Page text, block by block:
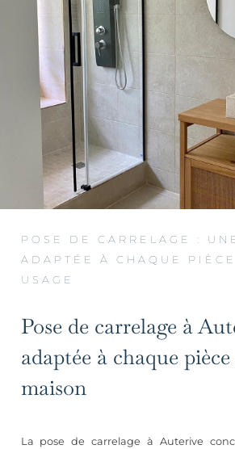
POSE DE CARRELAGE :
ADAPTÉE À CHAQUE
USAGE
Pose de carrelage à
adaptée à chaque
maison
La pose de carrelage à Auterive